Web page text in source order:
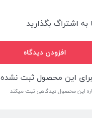
به اشتراگ بگذارید
افزودن دیدگاه
این محصول ثبت نشده
این محصول دیدگاهی ثبت میکند